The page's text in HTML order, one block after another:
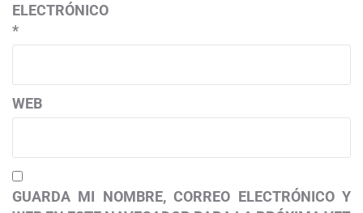
ELECTRÓNICO
*
WEB
GUARDA MI NOMBRE, CORREO ELECTRÓNICO Y